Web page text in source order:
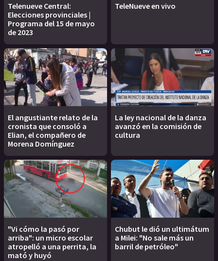
Telenueve Central:
Elecciones provinciales |
Programa del 15 de mayo
de 2023
TeleNueve en vivo
El angustiante relato de la
cronista que consoló a
Elian, el compañero de
Morena Domínguez
La ley nacional de la danza
avanzó en la comisión de
cultura
"Vi cómo la pasó por
arriba": un micro escolar
atropelló a una perrita, la
mató y huyó
Chubut le dió un ultimátum
a Milei: "No sale más un
barril de petróleo"